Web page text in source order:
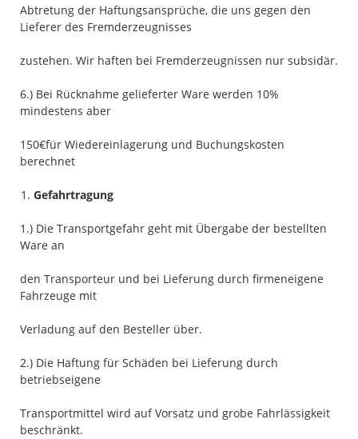
Abtretung der Haftungsansprüche, die uns gegen den
Lieferer des Fremderzeugnisses
zustehen. Wir haften bei Fremderzeugnissen nur subsidär.
6.) Bei Rücknahme gelieferter Ware werden 10%
mindestens aber
150€für Wiedereinlagerung und Buchungskosten
berechnet
Gefahrtragung
1.) Die Transportgefahr geht mit Übergabe der bestellten
Ware an
den Transporteur und bei Lieferung durch firmeneigene
Fahrzeuge mit
Verladung auf den Besteller über.
2.) Die Haftung für Schäden bei Lieferung durch
betriebseigene
Transportmittel wird auf Vorsatz und grobe Fahrlässigkeit
beschränkt.